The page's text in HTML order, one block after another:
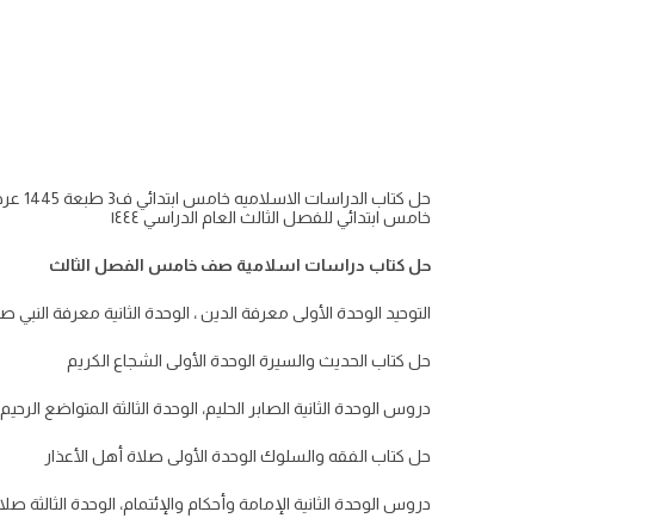
خامس ابتدائي للفصل الثالث العام الدراسي ١٤٤٤
حل كتاب دراسات اسلامية صف خامس الفصل الثالث
التوحيد الوحدة الأولى معرفة الدين ، الوحدة الثانية معرفة النبي
حل كتاب الحديث والسيرة الوحدة الأولى الشجاع الكريم
دروس الوحدة الثانية الصابر الحليم، الوحدة الثالثة المتواضع الرحيم
حل كتاب الفقه والسلوك الوحدة الأولى صلاة أهل الأعذار
دروس الوحدة الثانية الإمامة وأحكام والإئتمام، الوحدة الثالثة